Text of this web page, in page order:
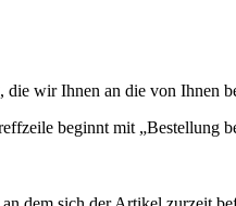
wir Ihnen an die von Ihnen
beginnt mit „Bestellung